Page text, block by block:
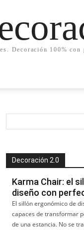
Decoración 100% con
Decoración 2.0
Karma Chair: el
diseño con
El sillón ergonómico de
capaces de transformar
de una estancia. No se